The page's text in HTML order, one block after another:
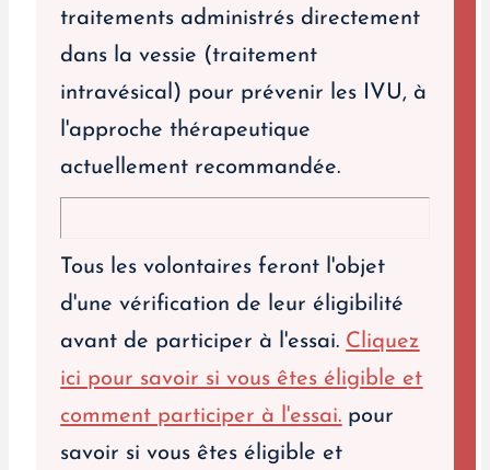
traitements administrés directement
dans la vessie (traitement
intravésical) pour prévenir les IVU, à
l'approche thérapeutique
actuellement recommandée.
Tous les volontaires feront l'objet
d'une vérification de leur éligibilité
avant de participer à l'essai. Cliquez
ici pour savoir si vous êtes éligible et
comment participer à l'essai. pour
savoir si vous êtes éligible et